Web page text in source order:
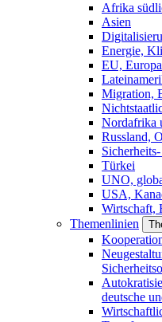
Afrika
Asien
Energie,
EU, Europa
Migration,
Nordafrika
Russland,
Türkei
UNO,
USA,
Wirtschaft,
Themenlinien
deutsche